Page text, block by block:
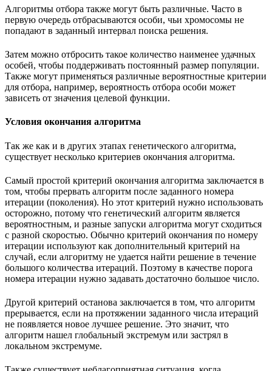
Алгоритмы отбора также могут быть различные. Часто в
первую очередь отбрасываются особи, чьи хромосомы не
попадают в заданный интервал поиска решения.
Затем можно отбросить такое количество наименее удачных
особей, чтобы поддерживать постоянный размер популяции.
Также могут применяться различные вероятностные критерии
для отбора, например, вероятность отбора особи может
зависеть от значения целевой функции.
Условия окончания алгоритма
Так же как и в других этапах генетического алгоритма,
существует несколько критериев окончания алгоритма.
Самый простой критерий окончания алгоритма заключается в
том, чтобы прервать алгоритм после заданного номера
итерации (поколения). Но этот критерий нужно использовать
осторожно, потому что генетический алгоритм является
вероятностным, и разные запуски алгоритма могут сходиться
с разной скоростью. Обычно критерий окончания по номеру
итерации используют как дополнительный критерий на
случай, если алгоритму не удается найти решение в течение
большого количества итераций. Поэтому в качестве порога
номера итерации нужно задавать достаточно большое число.
Другой критерий останова заключается в том, что алгоритм
прерывается, если на протяжении заданного числа итераций
не появляется новое лучшее решение. Это значит, что
алгоритм нашел глобальный экстремум или застрял в
локальном экстремуме.